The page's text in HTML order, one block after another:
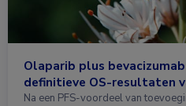
Olaparib plus
definitieve OS-resultaten
Na een PFS-voordeel van